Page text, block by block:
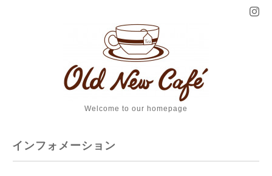
Welcome to our homepage
インフォメーション